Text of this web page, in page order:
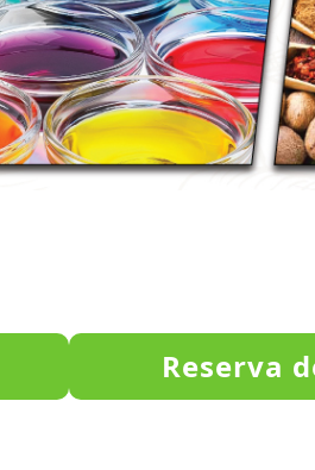
Reserva